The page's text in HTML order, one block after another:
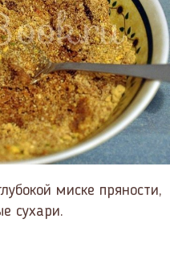
миске пряности,
сухари.